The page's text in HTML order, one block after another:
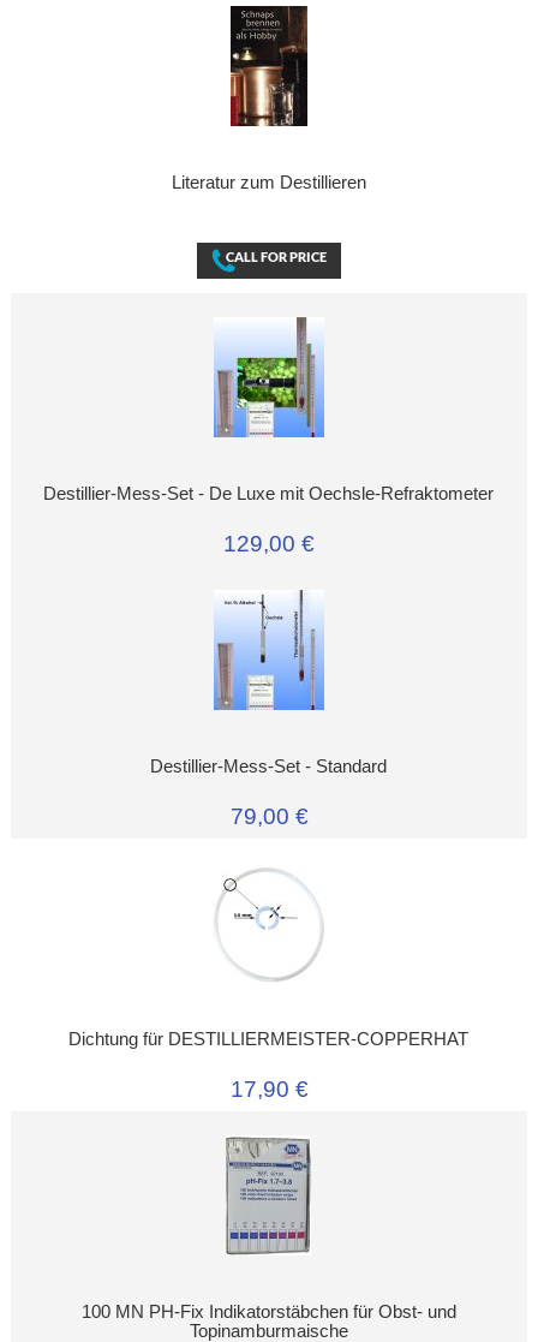
Literatur zum Destillieren
Destillier-Mess-Set - De Luxe mit Oechsle-Refraktometer
129,00 €
Destillier-Mess-Set - Standard
79,00 €
Dichtung für DESTILLIERMEISTER-COPPERHAT
17,90 €
100 MN PH-Fix Indikatorstäbchen für Obst- und
Topinamburmaische